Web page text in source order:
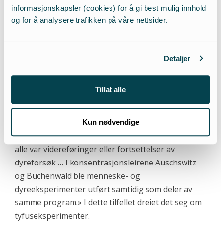
informasjonskapsler (cookies) for å gi best mulig innhold
og for å analysere trafikken på våre nettsider.
Detaljer
Tillat alle
Kun nødvendige
«Nazistenes menneskeeksperimenter
erstattet ikke dyreforsøkene. Derimot
Science»,Micah Publications, oppsummerer helt
riktig; «forsøkene som ble utført på fanger var
mange og forskjellige, men de hadde én ting felles:
alle var videreføringer eller fortsettelser av
dyreforsøk … I konsentrasjonsleirene Auschswitz
og Buchenwald ble menneske- og
dyreeksperimenter utført samtidig som deler av
samme program.» I dette tilfellet dreiet det seg om
tyfuseksperimenter.